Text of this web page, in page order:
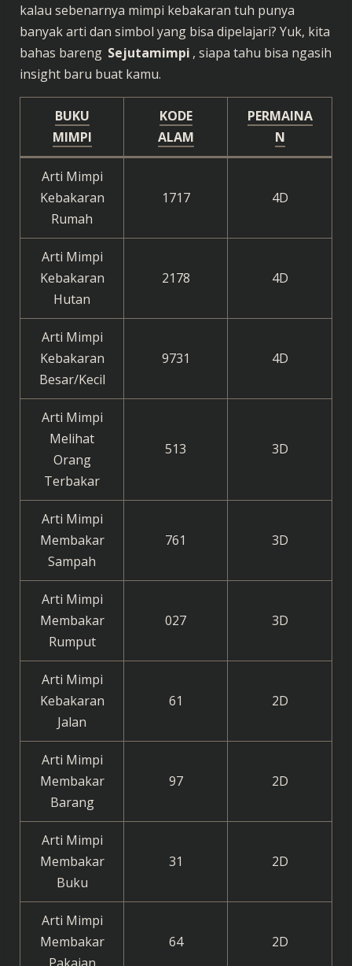
kalau sebenarnya mimpi kebakaran tuh punya
banyak arti dan simbol yang bisa dipelajari? Yuk, kita
bahas bareng Sejutamimpi , siapa tahu bisa ngasih
insight baru buat kamu.
BUKU
MIMPI
KODE
ALAM
PERMAINA
N
Arti Mimpi
Kebakaran
Rumah
1717 4D
Arti Mimpi
Kebakaran
Hutan
2178 4D
Arti Mimpi
Kebakaran
Besar/Kecil
9731 4D
Arti Mimpi
Melihat
Orang
Terbakar
513 3D
Arti Mimpi
Membakar
Sampah
761 3D
Arti Mimpi
Membakar
Rumput
027 3D
Arti Mimpi
Kebakaran
Jalan
61 2D
Arti Mimpi
Membakar
Barang
97 2D
Arti Mimpi
Membakar
Buku
31 2D
Arti Mimpi
Membakar
64 2D